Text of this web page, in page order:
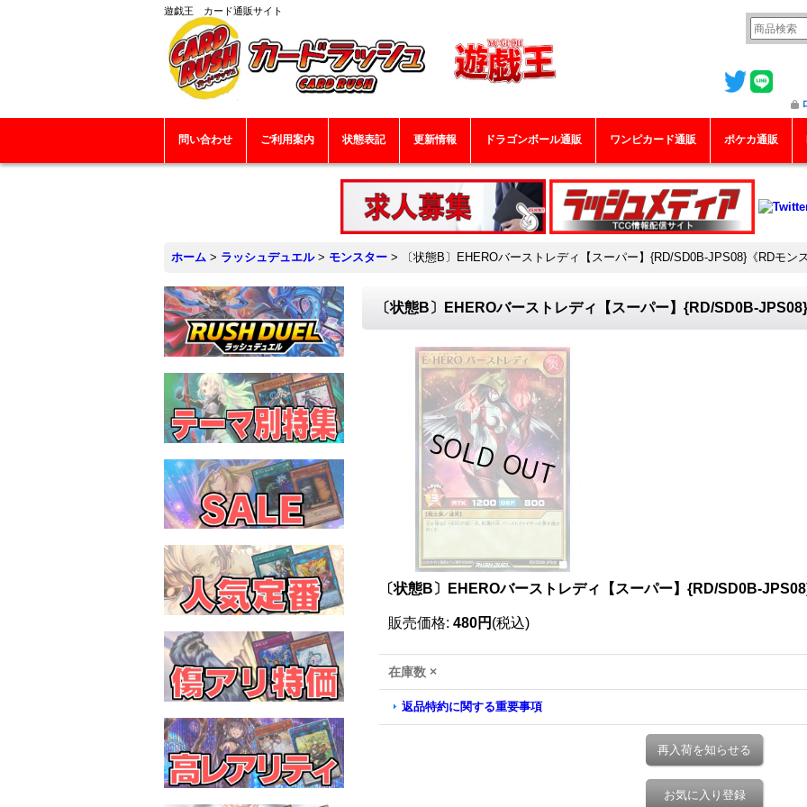
遊戯王 カード通販サイト
問い合わせ ご利用案内 状態表記 更新情報 ドラゴンボール通販 ワンピカード通販 ポケカ通販
ホーム > ラッシュデュエル > モンスター > 〔状態B〕EHEROバーストレディ【スーパー】{RD/SD0B-JPS08}《RDモン
〔状態B〕EHEROバーストレディ【スーパー】{RD/SD0B-
〔状態B〕EHEROバーストレディ【スーパー】{RD/SD0B-
販売価格: 480円 (税込)
在庫数 ×
返品特約に関する重要事項
再入荷を知らせる
お気に入り登録